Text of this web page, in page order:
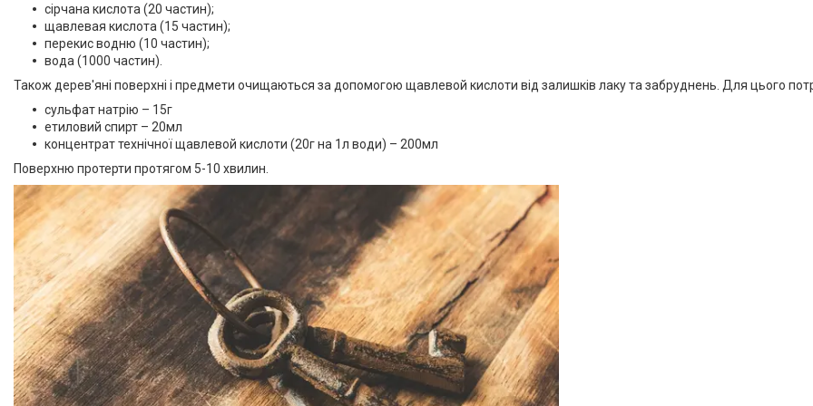
сірчана кислота (20 частин);
щавлевая кислота (15 частин);
перекис водню (10 частин);
вода (1000 частин).
Також дерев'яні поверхні і предмети очищаються за допомогою щавлевой кислоти від залишків лаку та забруднень. Для цього
сульфат натрію – 15г
етиловий спирт – 20мл
концентрат технічної щавлевой кислоти (20г на 1л води) – 200мл
Поверхню протерти протягом 5-10 хвилин.